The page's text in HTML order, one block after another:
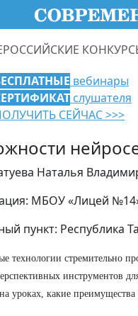
вебинары
слушателя
СЕЙЧАС >>>
Наталья
МБОУ «Лицей
пункт: Республика
технологии стремительно
инструментов
уроках, какие